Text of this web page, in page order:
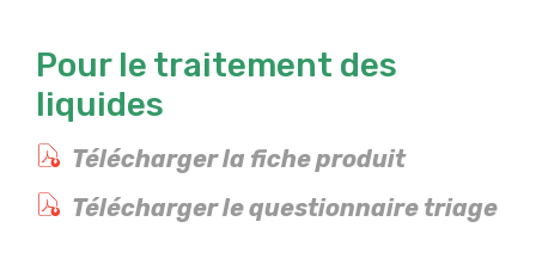
Pour le traitement des
liquides
Télécharger la fiche produit
Télécharger le questionnaire triage